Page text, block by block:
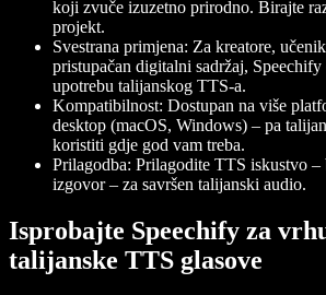
koji zvuče izuzetno prirodno. Birajte
projekt.
Svestrana primjena: Za kreatore,
pristupačan digitalni sadržaj,
upotrebu talijanskog TTS-a.
Kompatibilnost: Dostupan na više
desktop (macOS, Windows) – pa
koristiti gdje god vam treba.
Prilagodba: Prilagodite TTS iskustvo
izgovor – za savršen talijanski audio.
Isprobajte Speechify za
talijanske TTS glasove